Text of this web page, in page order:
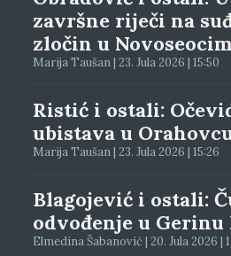
završne riječi na
zločin u
Marija Taušan | 23. Jula 2026 | 15:50
Ristić i ostali:
ubistava u
Marija Taušan | 23. Jula 2026 | 15:26
Blagojević i ostali:
odvođenje u
Elmedina Šabanović | 20. Jula 2026 |